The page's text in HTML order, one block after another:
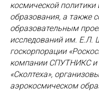
космической политики
образования, а также
образовательным
исследований им. Е.Л.
госкорпорации
компании СПУТНИКС и
«Сколтеха»,
аэрокосмическом